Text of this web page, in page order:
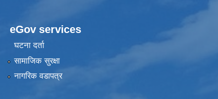
eGov services
घटना दर्ता
सामाजिक सुरक्षा
नागरिक वडापत्र